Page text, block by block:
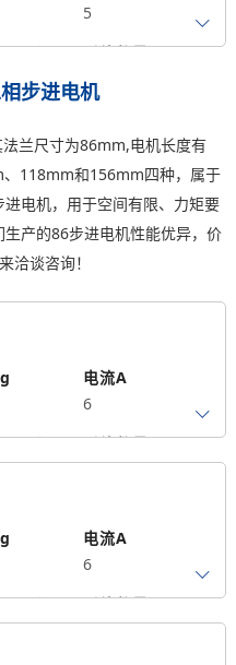
5
引线数量
4
112
步进电机
兰尺寸为86mm,电机长度有
118mm和156mm四种，属于
进电机，用于空间有限、力矩要
产的86步进电机性能优异，价
洽谈咨询！
电流A
6
引线数量
4
80
电流A
6
引线数量
4